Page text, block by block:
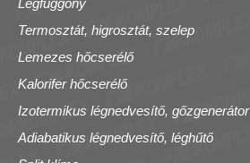
Légfüggöny
Termosztát, higrosztát, szelep
Lemezes hőcserélő
Kalorifer hőcserélő
Izotermikus légnedvesítő, gőzgenerátor
Adiabatikus légnedvesítő, léghűtő